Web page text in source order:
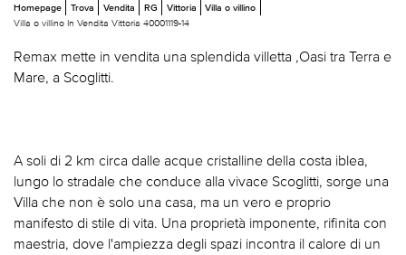
Homepage Trova Vendita RG Vittoria
Villa o villino
Villa o villino In Vendita Vittoria 40001119-14
Remax mette in vendita una splendida villetta ,Oasi tra Terra e
Mare, a Scoglitti.
A soli di 2 km circa dalle acque cristalline della costa iblea,
lungo lo stradale che conduce alla vivace Scoglitti, sorge una
Villa che non è solo una casa, ma un vero e proprio
manifesto di stile di vita. Una proprietà imponente, rifinita con
maestria, dove l'ampiezza degli spazi incontra il calore di un